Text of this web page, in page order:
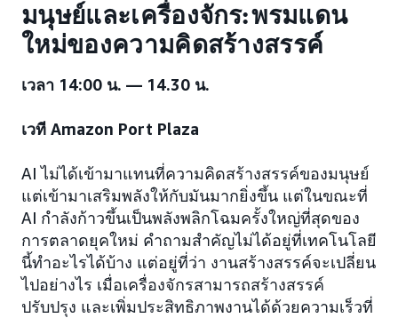
มนุษย์และเครื่องจักร: พรมแดน
ใหม่ของความคิดสร้างสรรค์
เวลา 14:00 น. — 14.30 น.
เวที Amazon Port Plaza
AI ไม่ได้เข้ามาแทนที่ความคิดสร้างสรรค์ของมนุษย์
แต่เข้ามาเสริมพลังให้กับมันมากยิ่งขึ้น แต่ในขณะที่
AI กำลังก้าวขึ้นเป็นพลังพลิกโฉมครั้งใหญ่ที่สุดของ
การตลาดยุคใหม่ คำถามสำคัญไม่ได้อยู่ที่เทคโนโลยี
นี้ทำอะไรได้บ้าง แต่อยู่ที่ว่า งานสร้างสรรค์จะเปลี่ยน
ไปอย่างไร เมื่อเครื่องจักรสามารถสร้างสรรค์
ปรับปรุง และเพิ่มประสิทธิภาพงานได้ด้วยความเร็วที่